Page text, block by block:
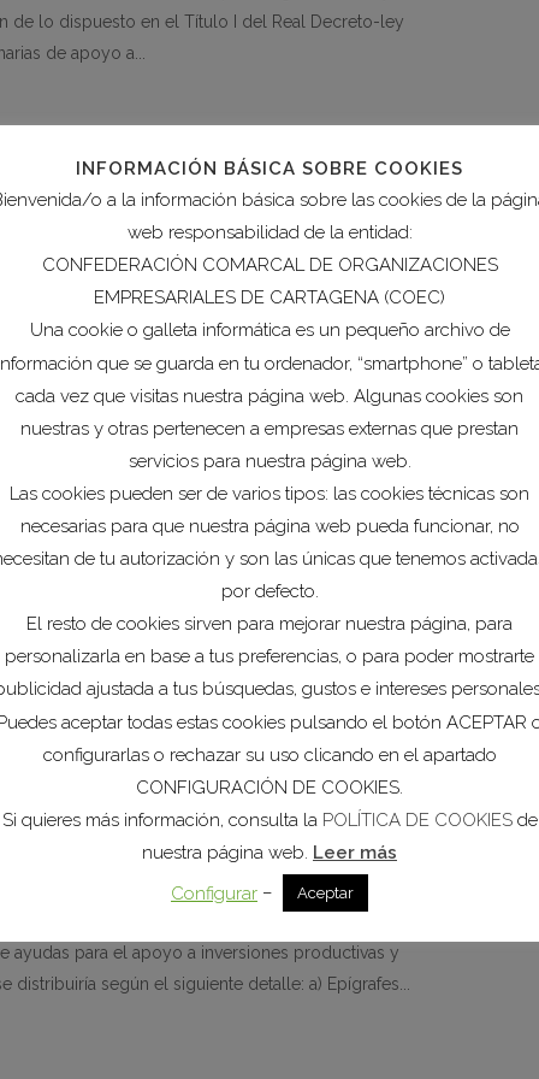
de lo dispuesto en el Título I del Real Decreto-ley
de apoyo a...
entre las Comunidades
de la Línea COVID de
y empresas
se concretan los aspectos necesarios para la
y Ciudades de Ceuta y Melilla, de los
autónomos y empresas prevista en el...
a inversiones
COVID-19. Anualidad 2021
de la Presidenta del Instituto de Fomento de la
ayudas para el apoyo a inversiones productivas y
según el siguiente detalle: a) Epígrafes...
INFORMACIÓN BÁSICA SOBRE COOKIES
o a la información básica sobre las cookies de la
web responsabilidad de la entidad:
CONFEDERACIÓN COMARCAL DE ORGANIZACIONES
EMPRESARIALES DE CARTAGENA (COEC)
Una cookie o galleta informática es un pequeño archivo de
que se guarda en tu ordenador, “smartphone” o
cada vez que visitas nuestra página web. Algunas cookies son
nuestras y otras pertenecen a empresas externas que prestan
servicios para nuestra página web.
Las cookies pueden ser de varios tipos: las cookies técnicas son
necesarias para que nuestra página web pueda funcionar, no
de tu autorización y son las únicas que tenemos
por defecto.
El resto de cookies sirven para mejorar nuestra página, para
personalizarla en base a tus preferencias, o para poder mostrarte
ajustada a tus búsquedas, gustos e intereses
aceptar todas estas cookies pulsando el botón ACEPTAR
configurarlas o rechazar su uso clicando en el apartado
CONFIGURACIÓN DE COOKIES.
Si quieres más información, consulta la POLÍTICA DE COOKIESde
nuestra página web. Leer más
Configurar – Aceptar